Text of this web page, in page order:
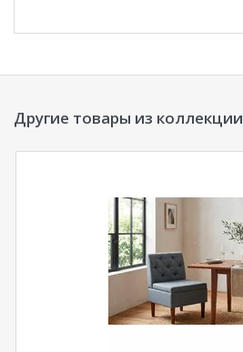
Другие товары из коллекции